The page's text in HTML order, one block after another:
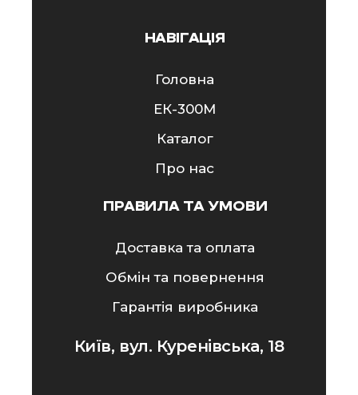
НАВІГАЦІЯ
Головна
ЕК-300M
Каталог
Про нас
ПРАВИЛА ТА УМОВИ
Доставка та оплата
Обмін та повернення
Гарантія виробника
Київ, вул. Куренівська, 18